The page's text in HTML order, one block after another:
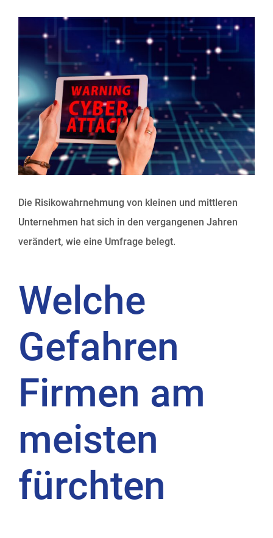
grösseres
Bild
Die Risikowahrnehmung von kleinen und mittleren
Unternehmen hat sich in den vergangenen Jahren
verändert, wie eine Umfrage belegt.
Welche
Gefahren
Firmen am
meisten
fürchten